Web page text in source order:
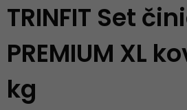
TRINFIT Set
PREMIUM XL
kg